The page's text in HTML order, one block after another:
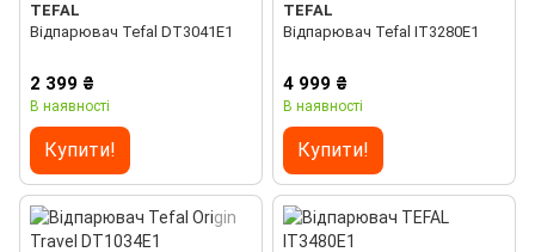
TEFAL
Відпарювач Tefal DT3041E1
2 399 ₴
В наявності
Купити!
TEFAL
Відпарювач Tefal IT3280E1
4 999 ₴
В наявності
Купити!